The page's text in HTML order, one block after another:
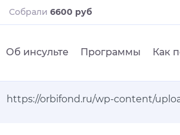
Собрали 6600 руб
Об инсульте Программы Как
https://orbifond.ru/wp-content/